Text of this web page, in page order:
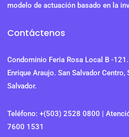
modelo de actuación basado en la
Contáctenos
Condominio Feria Rosa Local B -
Enrique Araujo. San Salvador Centro,
Salvador.
Teléfono: +(503) 2528 0800 |
7600 1531